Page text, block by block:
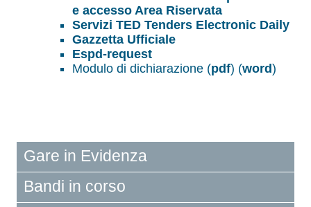
e accesso Area Riservata
Servizi TED Tenders Electronic Daily
Gazzetta Ufficiale
Espd-request
Modulo di dichiarazione (pdf) (word)
Gare in Evidenza
Bandi in corso